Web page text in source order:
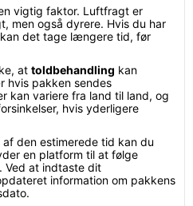
vigtig faktor. Luftfragt er
men også dyrere. Hvis du har
det tage længere tid, før
at toldbehandling kan
hvis pakken sendes
kan variere fra land til land, og
hvis yderligere
den estimerede tid kan du
en platform til at følge
Ved at indtaste dit
information om pakkens